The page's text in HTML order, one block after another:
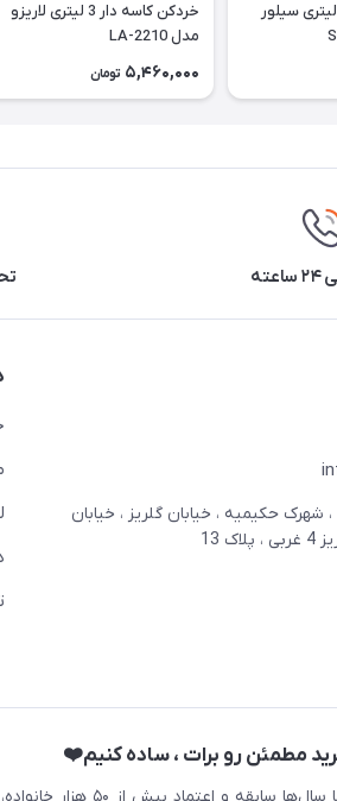
خردکن کاسه دار 8 لیتری سیلور
خردکن کاسه دار 3 لیتری لاریزو
مدل LA-2210
5,460,000 تومان
، شهرک حکیمیه ، خیابان گلریز ، خیابان
13
مطمئن رو برات ، ساده کنیم❤️